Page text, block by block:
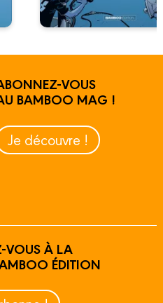
VOUS
BAMBOO MAG !
Je découvre !
VOUS À LA
ÉDITION